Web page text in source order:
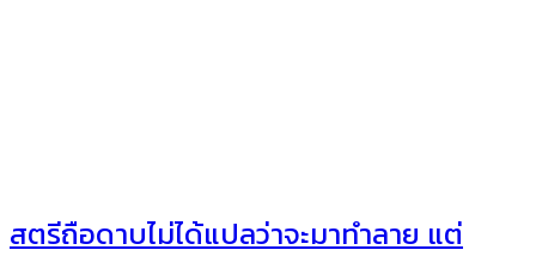
สตรีถือดาบไม่ได้แปลว่าจะมาทำลาย แต่